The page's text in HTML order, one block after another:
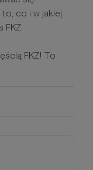
to, co i w jakiej
FKŻ.
FKŻ! To